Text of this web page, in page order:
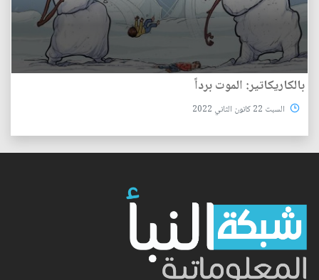
بالكاريكاتير: الموت برداً
السبت 22 كانون الثاني 2022